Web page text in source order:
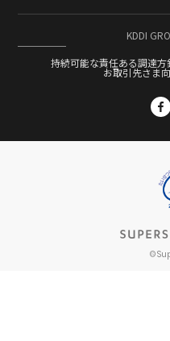
Ad Generation AI
DSP
DX EC
S4
S4Ads
Supership ECコンサルティン
Supership クラウドファンデ
カテゴリー
イベント
KDDI
持続可能な責任ある調達方
お取引先さま
©